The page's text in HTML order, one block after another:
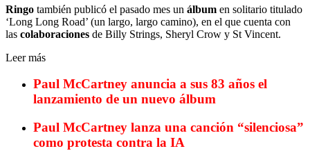
Ringo también publicó el pasado mes un álbum en solitario titulado
‘Long Long Road’ (un largo, largo camino), en el que cuenta con
las colaboraciones de Billy Strings, Sheryl Crow y St Vincent.
Leer más
Paul McCartney anuncia a sus 83 años el
lanzamiento de un nuevo álbum
Paul McCartney lanza una canción “silenciosa”
como protesta contra la IA